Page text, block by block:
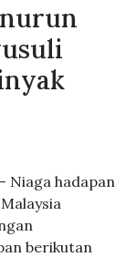
Niaga hadapan
berikutan